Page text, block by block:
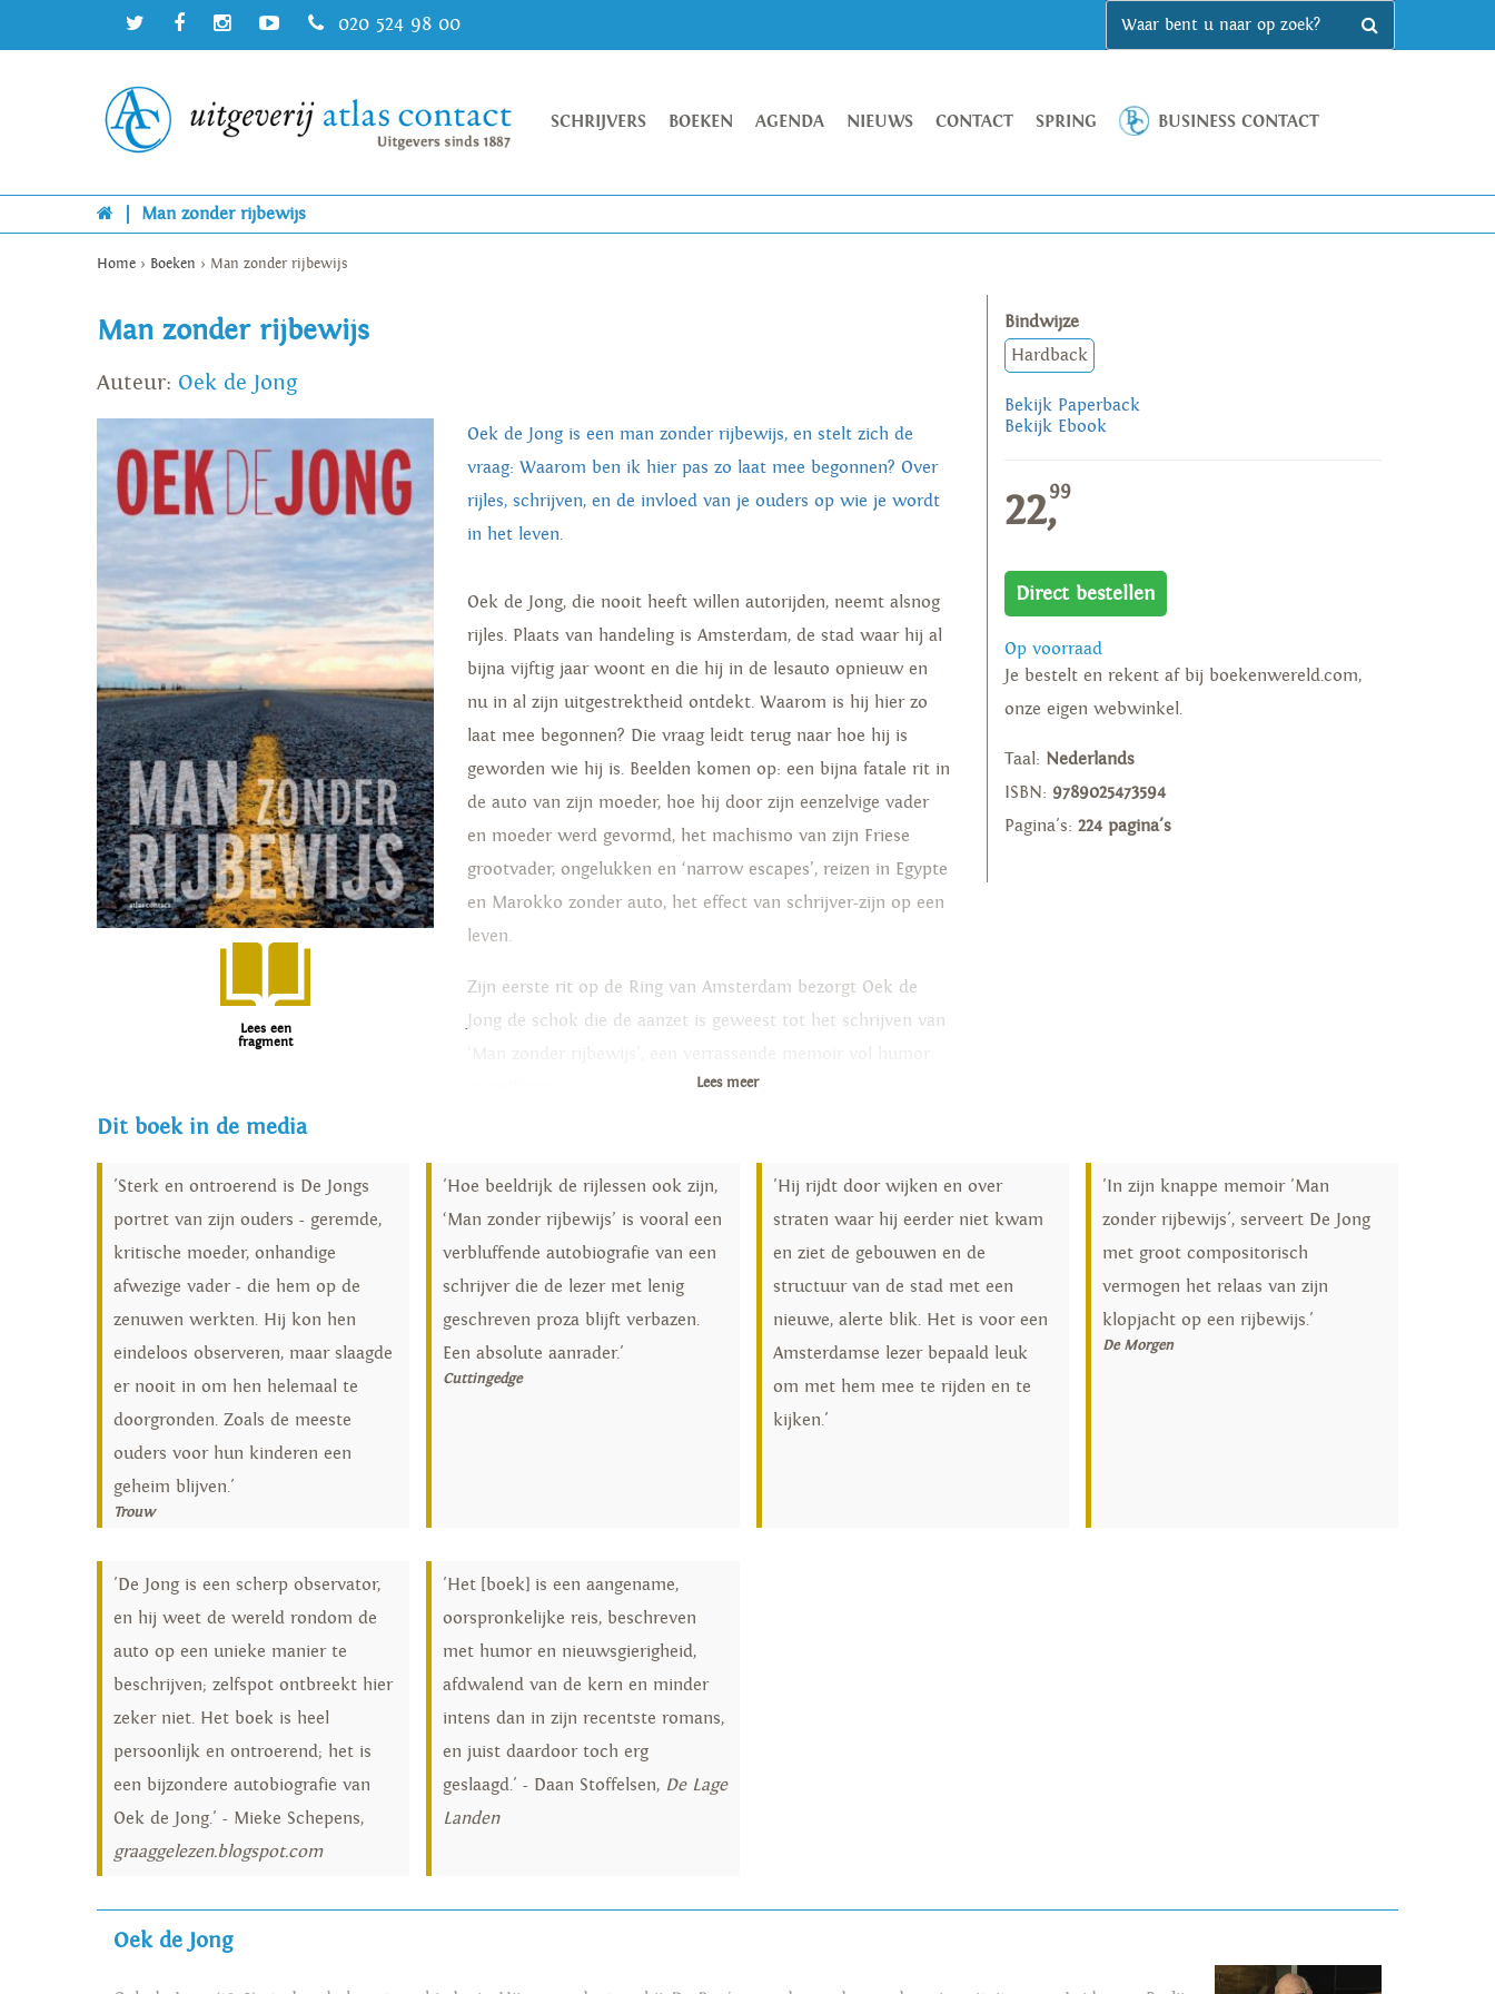
020 524 98 00
SCHRIJVERS BOEKEN AGENDA NIEUWS CONTACT SPRING BUSINESS CONTACT
Man zonder rijbewijs
Home > Boeken > Man zonder rijbewijs
Man zonder rijbewijs
Auteur: Oek de Jong
Lees een
fragment
Oek de Jong is een man zonder rijbewijs, en stelt zich de
vraag: Waarom ben ik hier pas zo laat mee begonnen? Over
rijles, schrijven, en de invloed van je ouders op wie je wordt
in het leven.
Oek de Jong, die nooit heeft willen autorijden, neemt alsnog
rijles. Plaats van handeling is Amsterdam, de stad waar hij al
bijna vijftig jaar woont en die hij in de lesauto opnieuw en
nu in al zijn uitgestrektheid ontdekt. Waarom is hij hier zo
laat mee begonnen? Die vraag leidt terug naar hoe hij is
geworden wie hij is. Beelden komen op: een bijna fatale rit in
de auto van zijn moeder, hoe hij door zijn eenzelvige vader
en moeder werd gevormd, het machismo van zijn Friese
grootvader, ongelukken en ‘narrow escapes’, reizen in Egypte
en Marokko zonder auto, het effect van schrijver-zijn op een
leven.
Zijn eerste rit op de Ring van Amsterdam bezorgt Oek de
Jong de schok die de aanzet is geweest tot het schrijven van
Lees meer
Bindwijze
Hardback
Bekijk Paperback
Bekijk Ebook
22,99
Direct bestellen
Op voorraad
Je bestelt en rekent af bij boekenwereld.com,
onze eigen webwinkel.
Taal: Nederlands
ISBN: 9789025473594
Pagina's: 224 pagina's
Dit boek in de media
'Sterk en ontroerend is De Jongs
portret van zijn ouders - geremde,
kritische moeder, onhandige
afwezige vader - die hem op de
zenuwen werkten. Hij kon hen
eindeloos observeren, maar slaagde
er nooit in om hen helemaal te
doorgronden. Zoals de meeste
ouders voor hun kinderen een
geheim blijven.'
Trouw
'Hoe beeldrijk de rijlessen ook zijn,
‘Man zonder rijbewijs’ is vooral een
verbluffende autobiografie van een
schrijver die de lezer met lenig
geschreven proza blijft verbazen.
Een absolute aanrader.'
Cuttingedge
'Hij rijdt door wijken en over
straten waar hij eerder niet kwam
en ziet de gebouwen en de
structuur van de stad met een
nieuwe, alerte blik. Het is voor een
Amsterdamse lezer bepaald leuk
om met hem mee te rijden en te
kijken.'
'In zijn knappe memoir 'Man
zonder rijbewijs', serveert De Jong
met groot compositorisch
vermogen het relaas van zijn
klopjacht op een rijbewijs.'
De Morgen
'De Jong is een scherp observator,
en hij weet de wereld rondom de
auto op een unieke manier te
beschrijven; zelfspot ontbreekt hier
zeker niet. Het boek is heel
persoonlijk en ontroerend; het is
een bijzondere autobiografie van
Oek de Jong.' - Mieke Schepens,
graaggelezen.blogspot.com
'Het [boek] is een aangename,
oorspronkelijke reis, beschreven
met humor en nieuwsgierigheid,
afdwalend van de kern en minder
intens dan in zijn recentste romans,
en juist daardoor toch erg
geslaagd.' - Daan Stoffelsen, De Lage
Landen
Oek de Jong